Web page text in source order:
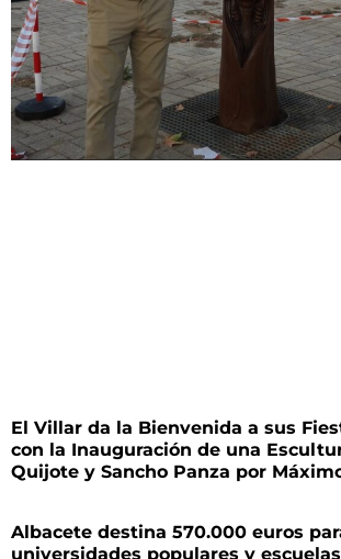
El Villar da la Bienvenida a sus
con la Inauguración de una
Quijote y Sancho Panza por
Albacete destina 570.000 euros
universidades populares y